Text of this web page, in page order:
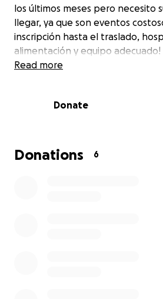
los últimos meses pero necesito
llegar, ya que son eventos
inscripción hasta el traslado,
alimentación y equipo adecuado!
ayudarme donando desde $1 todo
Read more
Donate
Donations 6